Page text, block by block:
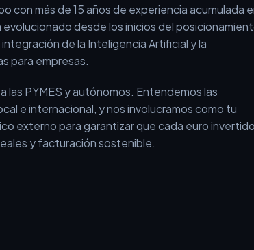
BEOFFON ®
agencia tradicional que vende servicios
con más de 15 años de experiencia acumulada en
desde los inicios del posicionamiento
de la Inteligencia Artificial y la
para empresas.
las PYMES y autónomos. Entendemos las
e internacional, y nos involucramos como tu